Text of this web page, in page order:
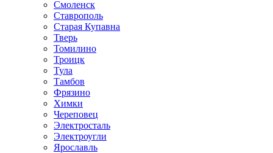
Смоленск
Ставрополь
Старая Купавна
Тверь
Томилино
Троицк
Тула
Тамбов
Фрязино
Химки
Череповец
Электросталь
Электроугли
Ярославль